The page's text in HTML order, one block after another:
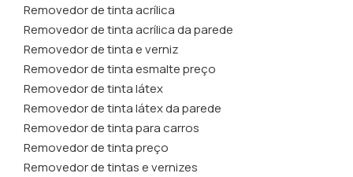
Removedor de tinta acrílica
Removedor de tinta acrílica da parede
Removedor de tinta e verniz
Removedor de tinta esmalte preço
Removedor de tinta látex
Removedor de tinta látex da parede
Removedor de tinta para carros
Removedor de tinta preço
Removedor de tintas e vernizes